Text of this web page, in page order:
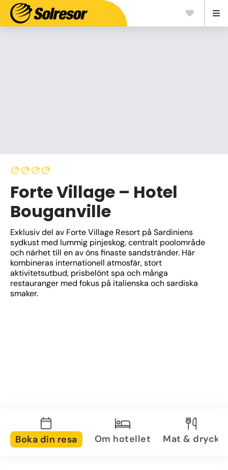
Forte Village – Hotel
Bouganville
Exklusiv del av Forte Village Resort på Sardiniens
sydkust med lummig pinjeskog, centralt poolområde
och närhet till en av öns finaste sandstränder. Här
kombineras internationell atmosfär, stort
aktivitetsutbud, prisbelönt spa och många
restauranger med fokus på italienska och sardiska
smaker.
Boka din resa Om hotellet Mat & dryck